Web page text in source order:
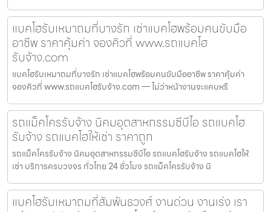
แบคโฮรับเหมาถมที่บางรัก เช่าแบคโฮพร้อมคนขับมือ
อาชีพ ราคาคุ้มค่า จองคิวที่ www.รถแบคโฮ
รับจ้าง.com
แบคโฮรับเหมาถมที่บางรัก เช่าแบคโฮพร้อมคนขับมืออาชีพ ราคาคุ้มค่า
จองคิวที่ www.รถแบคโฮรับจ้าง.com — ไม่ว่าหน้างานจะแคบหรื
รถแม็คโครรับจ้าง นิคมอุตสาหกรรมซีบีไอ รถแบคโฮ
รับจ้าง รถแบคโฮให้เช่า ราคาถูก
รถแม็คโครรับจ้าง นิคมอุตสาหกรรมซีบีไอ รถแบคโฮรับจ้าง รถแบคโฮให้
เช่า บริการครบวงจร ทั่วไทย 24 ชั่วโมง รถแม็คโครรับจ้าง นิ
แบคโฮรับเหมาถมที่สัมพันธวงศ์ งานด่วน งานเร่ง เรา